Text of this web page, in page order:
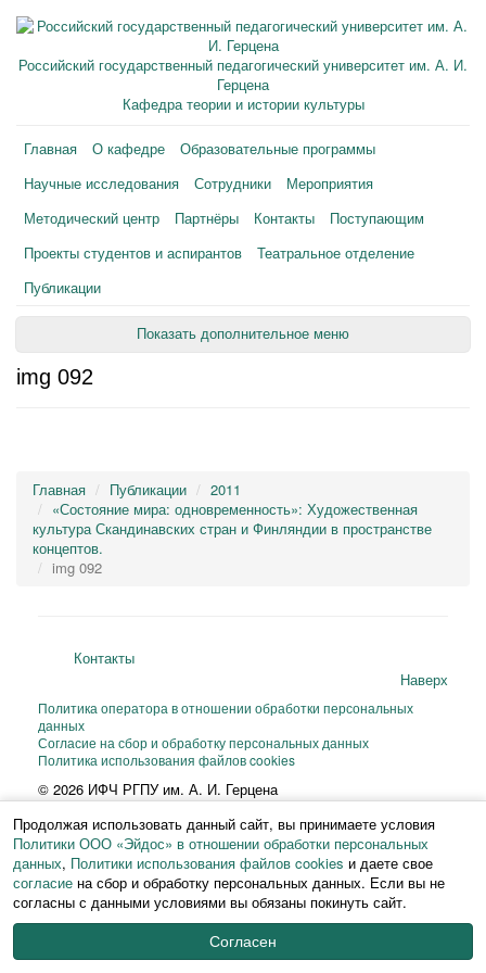
Российский государственный педагогический университет им. А. И.
Герцена
Кафедра теории и истории культуры
Главная О кафедре
Образовательные программы
Научные исследования
Сотрудники
Мероприятия
Методический центр
Партнёры Контакты
Поступающим
Проекты студентов и аспирантов
Театральное отделение
Публикации
Показать дополнительное меню
img 092
Главная Публикации
2011
«Состояние мира: одновременность»: Художественная
культура Скандинавских стран и Финляндии в пространстве
концептов.
img 092
Контакты
Наверх
Политика оператора в отношении обработки персональных
данных
Согласие на сбор и обработку персональных данных
Политика использования файлов cookies
© 2026 ИФЧ РГПУ им. А. И. Герцена
сайта или фрагментов
из них на любом языке возможны только с письменного разрешения ИФЧ
РГПУ им. А. И. Герцена.
Продолжая использовать данный сайт, вы принимаете условия
Политики ООО «Эйдос» в отношении обработки персональных
данных, Политики использования файлов cookies и даете свое
согласие на сбор и обработку персональных данных. Если вы не
согласны с данными условиями вы обязаны покинуть сайт.
Согласен